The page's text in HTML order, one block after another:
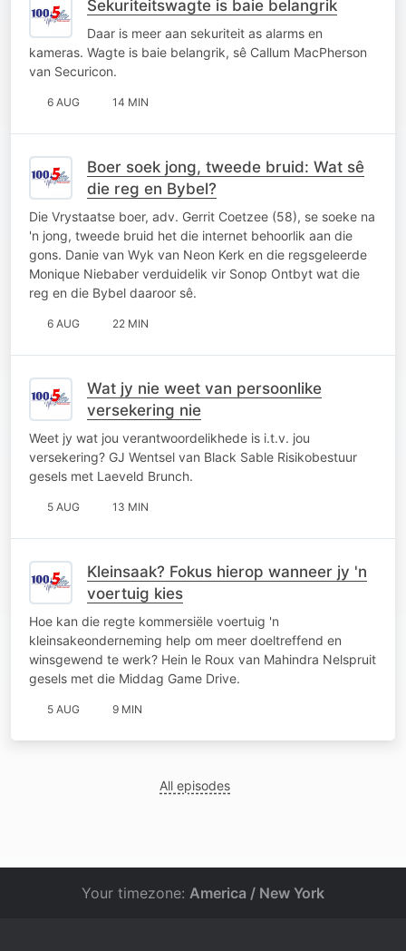
Sekuriteitswagte is baie belangrik
Daar is meer aan sekuriteit as alarms en
kameras. Wagte is baie belangrik, sê Callum MacPherson
van Securicon.
6 AUG 14 MIN
Boer soek jong, tweede bruid: Wat sê
die reg en Bybel?
Die Vrystaatse boer, adv. Gerrit Coetzee (58), se soeke na
'n jong, tweede bruid het die internet behoorlik aan die
gons. Danie van Wyk van Neon Kerk en die regsgeleerde
Monique Niebaber verduidelik vir Sonop Ontbyt wat die
reg en die Bybel daaroor sê.
6 AUG 22 MIN
Wat jy nie weet van persoonlike
versekering nie
Weet jy wat jou verantwoordelikhede is i.t.v. jou
versekering? GJ Wentsel van Black Sable Risikobestuur
gesels met Laeveld Brunch.
5 AUG 13 MIN
Kleinsaak? Fokus hierop wanneer jy 'n
voertuig kies
Hoe kan die regte kommersiële voertuig 'n
kleinsakeonderneming help om meer doeltreffend en
winsgewend te werk? Hein le Roux van Mahindra Nelspruit
gesels met die Middag Game Drive.
5 AUG 9 MIN
All episodes
Your timezone: America / New York